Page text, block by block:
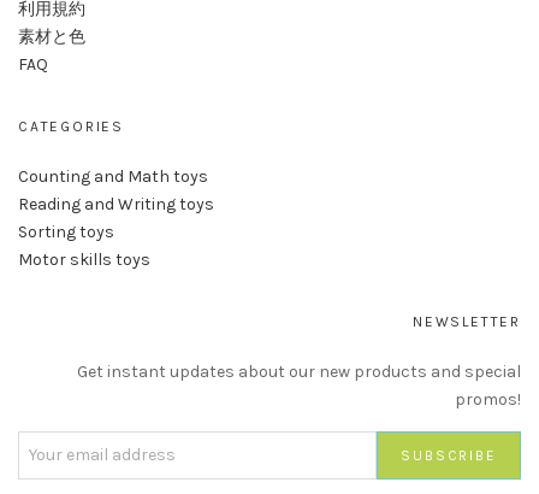
利用規約
素材と色
FAQ
CATEGORIES
Counting and Math toys
Reading and Writing toys
Sorting toys
Motor skills toys
NEWSLETTER
Get instant updates about our new products and special
promos!